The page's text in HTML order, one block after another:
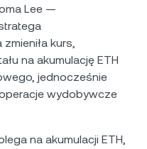
Lee —
kurs,
na akumulację ETH
jednocześnie
wydobywcze
na akumulacji ETH,